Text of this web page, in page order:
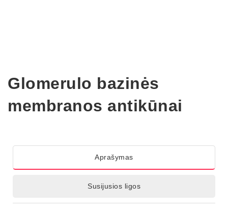
Glomerulo bazinės
membranos antikūnai
Aprašymas
Susijusios ligos